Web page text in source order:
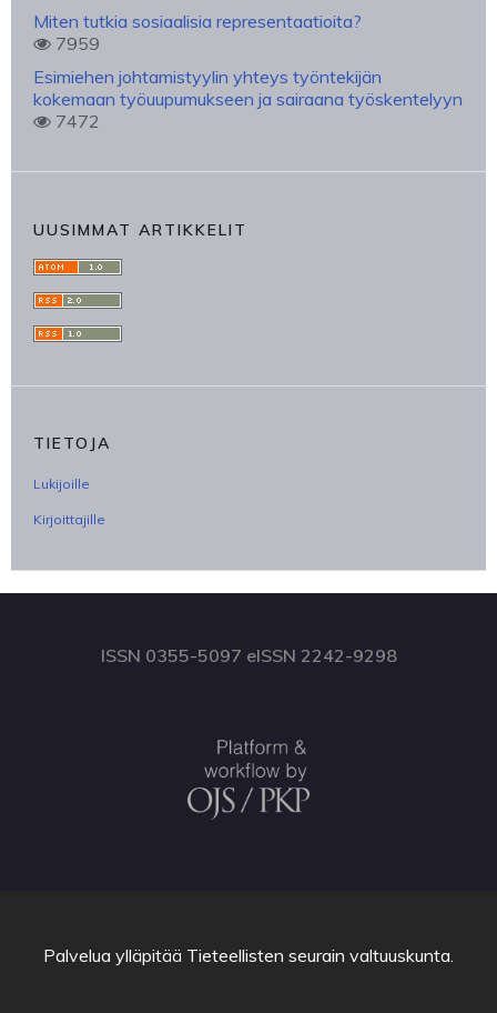
Miten tutkia sosiaalisia representaatioita?
7959
Esimiehen johtamistyylin yhteys työntekijän
kokemaan työuupumukseen ja sairaana työskentelyyn
7472
UUSIMMAT ARTIKKELIT
TIETOJA
Lukijoille
Kirjoittajille
ISSN 0355-5097 eISSN 2242-9298
Palvelua ylläpitää Tieteellisten seurain valtuuskunta